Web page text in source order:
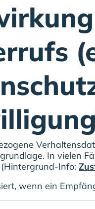
In vielen
Info:
wenn ein